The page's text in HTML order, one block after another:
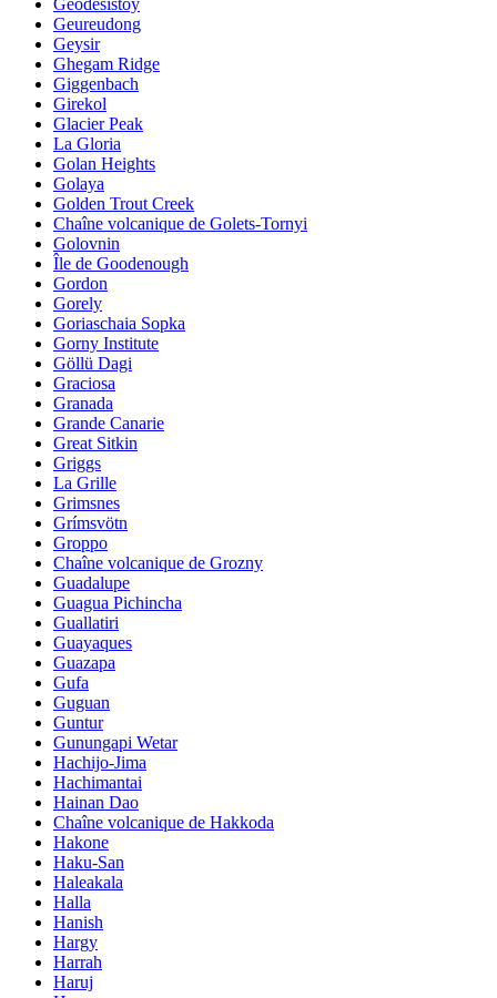
Geureudong
Geysir
Ghegam Ridge
Giggenbach
Girekol
Glacier Peak
La Gloria
Golan Heights
Golaya
Golden Trout Creek
Chaîne volcanique de Golets-Tornyi
Golovnin
Île de Goodenough
Gordon
Gorely
Goriaschaia Sopka
Gorny Institute
Göllü Dagi
Graciosa
Granada
Grande Canarie
Great Sitkin
Griggs
La Grille
Grimsnes
Grímsvötn
Groppo
Chaîne volcanique de Grozny
Guadalupe
Guagua Pichincha
Guallatiri
Guayaques
Guazapa
Gufa
Guguan
Guntur
Gunungapi Wetar
Hachijo-Jima
Hachimantai
Hainan Dao
Chaîne volcanique de Hakkoda
Hakone
Haku-San
Haleakala
Halla
Hanish
Hargy
Harrah
Haruj